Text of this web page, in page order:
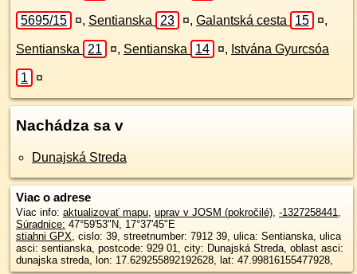
5695/15 ¤, Sentianska 23 ¤, Galantská cesta 15 ¤,
Sentianska 21 ¤, Sentianska 14 ¤, Istvána Gyurcsóa
1 ¤
Nachádza sa v
Dunajská Streda
Viac o adrese
Viac info: aktualizovať mapu, uprav v JOSM (pokročilé), -1327258441,
Súradnice: 47°59'53"N, 17°37'45"E
stiahni GPX, cislo: 39, streetnumber: 7912 39, ulica: Sentianska, ulica
asci: sentianska, postcode: 929 01, city: Dunajská Streda, oblast asci:
dunajska streda, lon: 17.629255892192628, lat: 47.99816155477928,